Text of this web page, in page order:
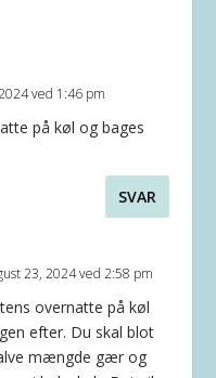
ved 1:46 pm
på køl og bages
SVAR
23, 2024 ved 2:58 pm
overnatte på køl
efter. Du skal blot
mængde gær og